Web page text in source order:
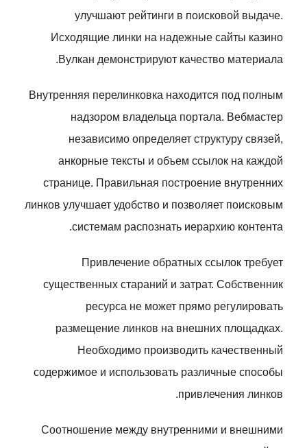
улучшают рейтинги в поисковой выдаче.
Исходящие линки на надежные сайты казино
Вулкан демонстрируют качество материала.
Внутренняя перелинковка находится под полным
надзором владельца портала. Вебмастер
независимо определяет структуру связей,
анкорные тексты и объем ссылок на каждой
странице. Правильная построение внутренних
линков улучшает удобство и позволяет поисковым
системам распознать иерархию контента.
Привлечение обратных ссылок требует
существенных стараний и затрат. Собственник
ресурса не может прямо регулировать
размещение линков на внешних площадках.
Необходимо производить качественный
содержимое и использовать различные способы
привлечения линков.
Соотношение между внутренними и внешними